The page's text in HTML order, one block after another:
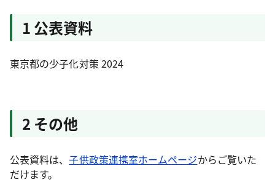
1 公表資料
東京都の少子化対策 2024
2 その他
公表資料は、子供政策連携室ホームページからご覧いた
だけます。